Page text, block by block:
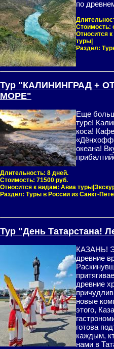
по
Стоимость:
Относится
туры|
Раздел:
Тур "КАЛИНИНГРАД +
МОРЕ"
Еще
туре!
коса!
океана!
Длительность: 8 дней.
Стоимость: 71500 руб.
Относится к видам: Авиа
Раздел: Туры в России из Санкт-
Тур "День Татарстана!
КАЗАНЬ!
древние
древние
новые
этого,
готова
каждым,
нами в